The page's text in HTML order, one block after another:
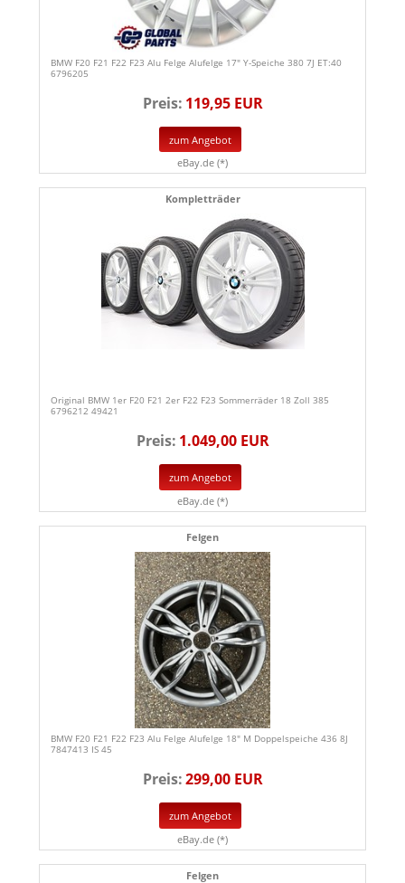
BMW F20 F21 F22 F23 Alu Felge Alufelge 17" Y-Speiche 380 7J ET:40
6796205
Preis: 119,95 EUR
zum Angebot
eBay.de (*)
Kompletträder
Original BMW 1er F20 F21 2er F22 F23 Sommerräder 18 Zoll 385
6796212 49421
Preis: 1.049,00 EUR
zum Angebot
eBay.de (*)
Felgen
BMW F20 F21 F22 F23 Alu Felge Alufelge 18" M Doppelspeiche 436 8J
7847413 IS 45
Preis:299,00 EUR
zum Angebot
eBay.de (*)
Felgen